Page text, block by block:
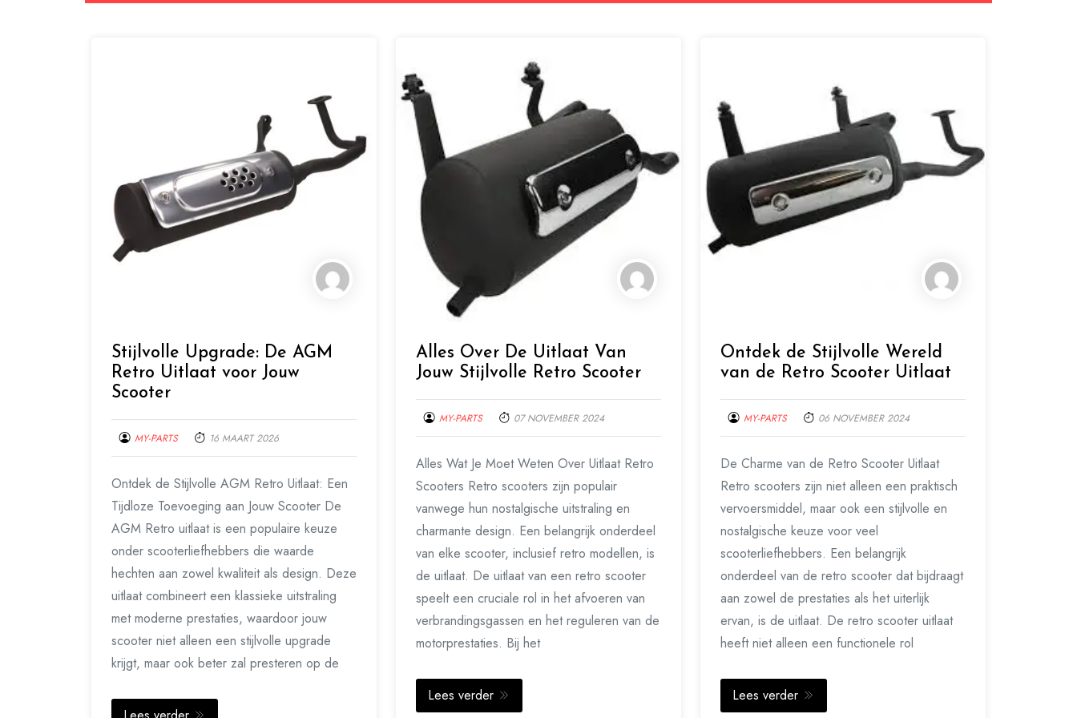
Stijlvolle Upgrade: De AGM
Retro Uitlaat voor Jouw
Scooter
MY-PARTS 16 MAART 2026
Ontdek de Stijlvolle AGM Retro Uitlaat: Een
Tijdloze Toevoeging aan Jouw Scooter De
AGM Retro uitlaat is een populaire keuze
onder scooterliefhebbers die waarde
hechten aan zowel kwaliteit als design. Deze
uitlaat combineert een klassieke uitstraling
met moderne prestaties, waardoor jouw
scooter niet alleen een stijlvolle upgrade
krijgt, maar ook beter zal presteren op de
Alles Over De Uitlaat Van
Jouw Stijlvolle Retro Scooter
MY-PARTS 07 NOVEMBER 2024
Alles Wat Je Moet Weten Over Uitlaat Retro
Scooters Retro scooters zijn populair
vanwege hun nostalgische uitstraling en
charmante design. Een belangrijk onderdeel
van elke scooter, inclusief retro modellen, is
de uitlaat. De uitlaat van een retro scooter
speelt een cruciale rol in het afvoeren van
verbrandingsgassen en het reguleren van de
motorprestaties. Bij het
Lees verder
Ontdek de Stijlvolle Wereld
van de Retro Scooter Uitlaat
MY-PARTS 06 NOVEMBER 2024
De Charme van de Retro Scooter Uitlaat
Retro scooters zijn niet alleen een praktisch
vervoersmiddel, maar ook een stijlvolle en
nostalgische keuze voor veel
scooterliefhebbers. Een belangrijk
onderdeel van de retro scooter dat bijdraagt
aan zowel de prestaties als het uiterlijk
ervan, is de uitlaat. De retro scooter uitlaat
heeft niet alleen een functionele rol
Lees verder